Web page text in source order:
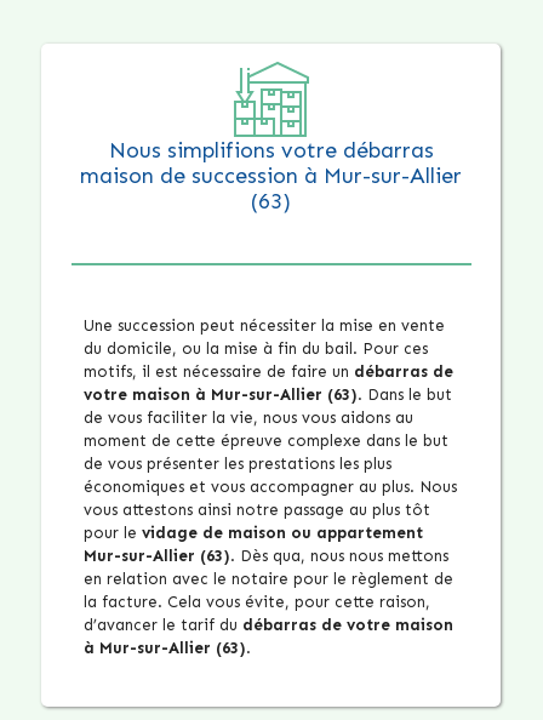
Nous simplifions votre débarras
maison de succession à Mur-sur-Allier
(63)
Une succession peut nécessiter la mise en vente
du domicile, ou la mise à fin du bail. Pour ces
motifs, il est nécessaire de faire un débarras de
votre maison à Mur-sur-Allier (63). Dans le but
de vous faciliter la vie, nous vous aidons au
moment de cette épreuve complexe dans le but
de vous présenter les prestations les plus
économiques et vous accompagner au plus. Nous
vous attestons ainsi notre passage au plus tôt
pour le vidage de maison ou appartement
Mur-sur-Allier (63). Dès qua, nous nous mettons
en relation avec le notaire pour le règlement de
la facture. Cela vous évite, pour cette raison,
d’avancer le tarif du débarras de votre maison
à Mur-sur-Allier (63).